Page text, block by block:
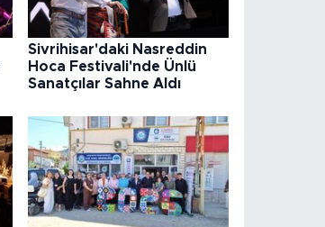
Sivrihisar'daki Nasreddin
Hoca Festivali'nde Ünlü
Sanatçılar Sahne Aldı